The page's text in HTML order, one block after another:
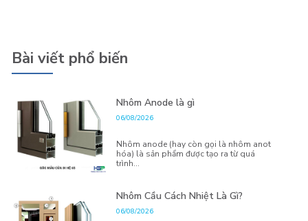
Bài viết phổ biến
Nhôm Anode là gì
06/08/2026
Nhôm anode (hay còn gọi là nhôm anot
hóa) là sản phẩm được tạo ra từ quá
trình...
Nhôm Cầu Cách Nhiệt Là Gì?
06/08/2026